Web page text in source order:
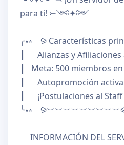
para ti! ⤚༺✦༻
╭⭑⭒︱⪩ Características
︱ Alianzas y
Meta: 500 miembros
︱ Autopromoción activa
︱ ¡Postulaciones al
︱ INFORMACIÓN DEL